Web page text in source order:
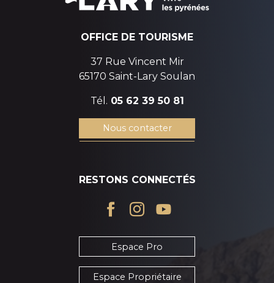
OFFICE DE TOURISME
37 Rue Vincent Mir
65170 Saint-Lary Soulan
Tél. 05 62 39 50 81
Nous contacter
RESTONS CONNECTÉS
Espace Pro
Espace Propriétaire